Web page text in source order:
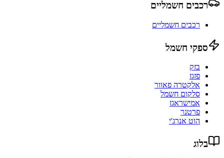
רכבים חשמליים
רכבים חשמליים
ספקי חשמל
בזק
פזגז
אלקטרה פאוור
סלקום חשמל
אמישראגז
פרטנר
הוט אנרג'י
בלוג